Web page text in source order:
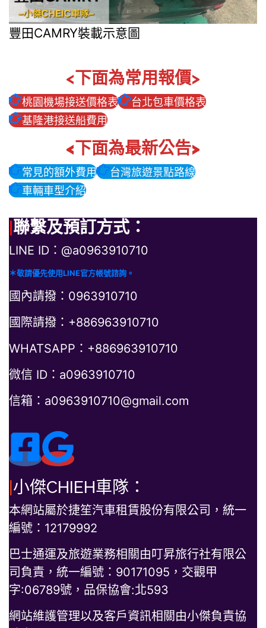
豐田CAMRY裝載示意圖
<下面為常用報價>
桃園機場接送價格表
台北包車價格表
基隆港接送船費用
<下面為最新公告>
常見的額外費用
台灣旅遊景點路線
車輛車型介紹
聯繫及預訂方式：
LINE ID：@a0963910710
＊敬請優先使用LINE官方帳號諮詢。
國內請撥：0963910710
國際請撥：+886963910710
WHATSAPP：+886963910710
微信 ID：a0963910710
信箱：a0963910710@gmail.com
小傑CHIEH車隊：
本網站屬於捷笙汽車租賃股份有限公司，統一
編號：12179992
巴士通運及旅遊業務相關由叮昇旅行社有限公
司負責，統一編號：90171095，交觀甲
字:06789號，品保協會:北593
網站維護管理以及客戶資訊相關由小傑負責協